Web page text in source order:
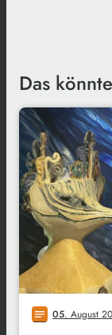
Das
notes 05. August